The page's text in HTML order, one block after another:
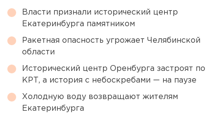
Власти признали исторический центр
Екатеринбурга памятником
Ракетная опасность угрожает Челябинской
области
Исторический центр Оренбурга застроят по
КРТ, а история с небоскребами — на паузе
Холодную воду возвращают жителям
Екатеринбурга